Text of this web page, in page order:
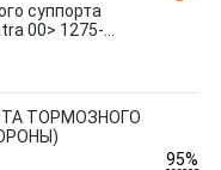
суппорта
00> 1275-
ТОРМОЗНОГО
95%